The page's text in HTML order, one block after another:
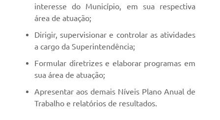
interesse do Município, em sua respectiva
área de atuação;
Dirigir, supervisionar e controlar as atividades
a cargo da Superintendência;
Formular diretrizes e elaborar programas em
sua área de atuação;
Apresentar aos demais Níveis Plano Anual de
Trabalho e relatórios de resultados.